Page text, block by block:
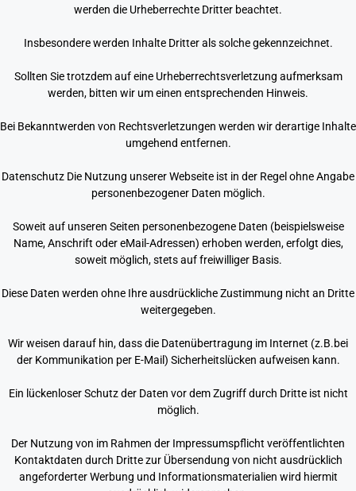
werden die Urheberrechte Dritter beachtet.
Insbesondere werden Inhalte Dritter als solche gekennzeichnet.
Sollten Sie trotzdem auf eine Urheberrechtsverletzung aufmerksam
werden, bitten wir um einen entsprechenden Hinweis.
Bei Bekanntwerden von Rechtsverletzungen werden wir derartige Inhalte
umgehend entfernen.
Datenschutz Die Nutzung unserer Webseite ist in der Regel ohne Angabe
personenbezogener Daten möglich.
Soweit auf unseren Seiten personenbezogene Daten (beispielsweise
Name, Anschrift oder eMail-Adressen) erhoben werden, erfolgt dies,
soweit möglich, stets auf freiwilliger Basis.
Diese Daten werden ohne Ihre ausdrückliche Zustimmung nicht an Dritte
weitergegeben.
Wir weisen darauf hin, dass die Datenübertragung im Internet (z.B.bei
der Kommunikation per E-Mail) Sicherheitslücken aufweisen kann.
Ein lückenloser Schutz der Daten vor dem Zugriff durch Dritte ist nicht
möglich.
Der Nutzung von im Rahmen der Impressumspflicht veröffentlichten
Kontaktdaten durch Dritte zur Übersendung von nicht ausdrücklich
angeforderter Werbung und Informationsmaterialien wird hiermit